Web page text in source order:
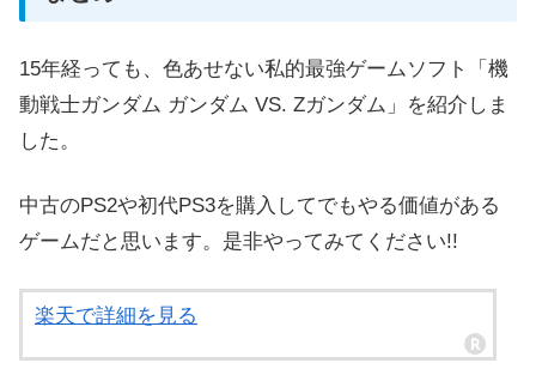
15年経っても、色あせない私的最強ゲームソフト「機
動戦士ガンダム ガンダム VS. Zガンダム」を紹介しま
した。
中古のPS2や初代PS3を購入してでもやる価値がある
ゲームだと思います。是非やってみてください!!
楽天で詳細を見る